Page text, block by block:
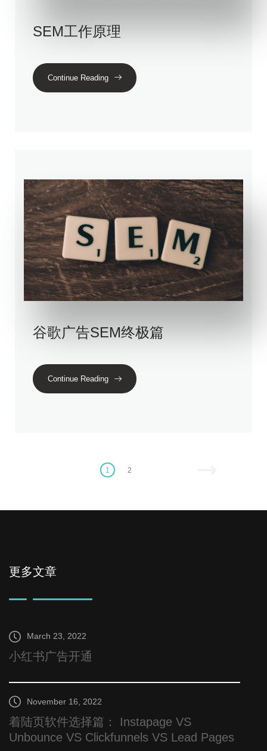
SEM工作原理
Continue Reading
谷歌广告SEM终极篇
Continue Reading
1 2
更多文章
March 23, 2022
小红书广告开通
November 16, 2022
着陆页软件选择篇： Instapage VS
Unbounce VS Clickfunnels VS Lead Pages